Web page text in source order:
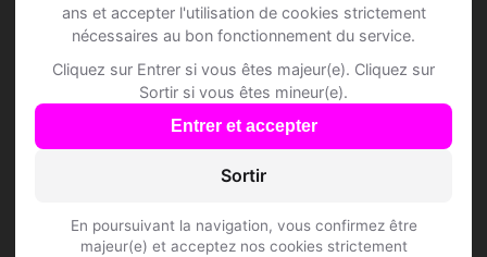
ans et accepter l'utilisation de cookies strictement
nécessaires au bon fonctionnement du service.
Cliquez sur Entrer si vous êtes majeur(e). Cliquez sur
Sortir si vous êtes mineur(e).
Entrer et accepter
Sortir
En poursuivant la navigation, vous confirmez être
majeur(e) et acceptez nos cookies strictement
Speed Dating à Alette
alentours !